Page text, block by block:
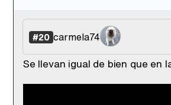
#20 carmela74
Se llevan igual de bien que en